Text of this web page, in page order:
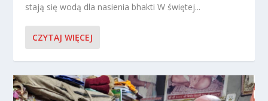
stają się wodą dla nasienia bhakti W świętej...
CZYTAJ WIĘCEJ